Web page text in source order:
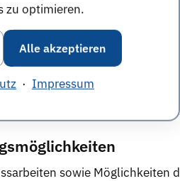
zu optimieren.
Alle akzeptieren
· Impressum
sowie Möglichkeiten